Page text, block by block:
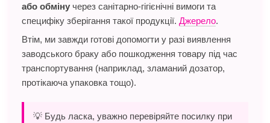
або обміну через санітарно-гігієнічні вимоги та
специфіку зберігання такої продукції. Джерело.
Втім, ми завжди готові допомогти у разі виявлення
заводського браку або пошкодження товару під час
транспортування (наприклад, зламаний дозатор,
протікаюча упаковка тощо).
💡 Будь ласка, уважно перевіряйте посилку при